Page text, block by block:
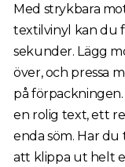
Med strykbara
textilvinyl kan du
sekunder. Lägg
över, och pressa
på förpackningen.
en rolig text, ett
enda söm. Har
att klippa ut helt